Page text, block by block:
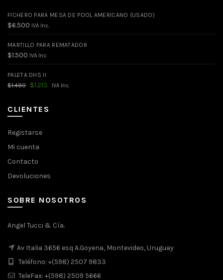
FICHERO PARA MESA DE POOL AMERICANO (USADO)
$6.500 IVA Inc.
MARTILLO PARA REMATADOR
$1.500 IVA Inc.
PALETA DHS II
$1.480
El
era:
$1.480.
$1.213 El
IVA Inc.
CLIENTES
Registarse
Mi cuenta
Contacto
Devoluciones
SOBRE NOSOTROS
Angel Tucci & Cía.
Av Italia 3656 esq A.Goyena, Montevideo, Uruguay
Teléfono: +(598) 2507 9833
TeleFax: +(598) 2509 5666